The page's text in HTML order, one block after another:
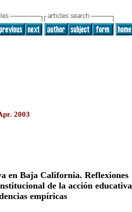
2003
en Baja California. Reflexiones
de la acción
empíricas